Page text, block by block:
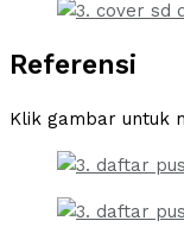
Referensi
Klik gambar untuk